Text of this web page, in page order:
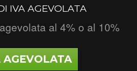
IVA AGEVOLATA
al 4% o al 10%
AGEVOLATA